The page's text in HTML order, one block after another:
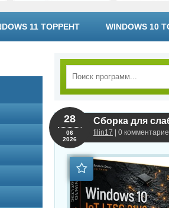
11 ТОРРЕНТ WINDOWS 10
Сборка для
filin17 | 0
28
06
2026